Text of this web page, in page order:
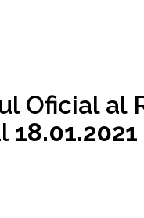
Oficial al
18.01.2021